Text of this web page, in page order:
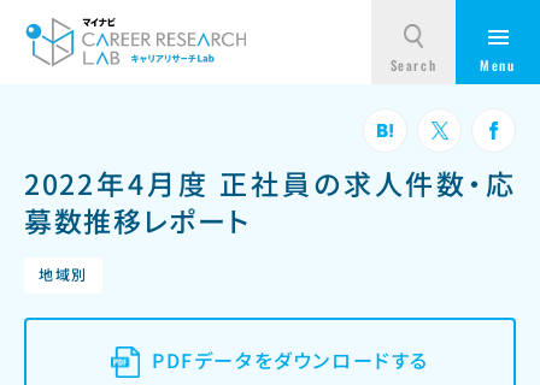
2022年4月度 正社員の求人件数・応
募数推移レポート
地域別
PDFデータをダウンロードする